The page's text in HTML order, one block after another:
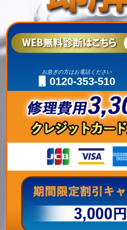
お急ぎの方はお電話ください
0120-353-510